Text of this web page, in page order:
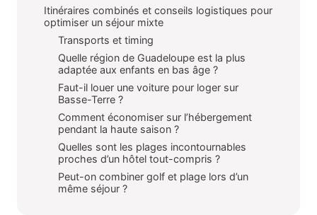
Itinéraires combinés et conseils logistiques pour
optimiser un séjour mixte
Transports et timing
Quelle région de Guadeloupe est la plus
adaptée aux enfants en bas âge ?
Faut-il louer une voiture pour loger sur
Basse-Terre ?
Comment économiser sur l’hébergement
pendant la haute saison ?
Quelles sont les plages incontournables
proches d’un hôtel tout-compris ?
Peut-on combiner golf et plage lors d’un
même séjour ?